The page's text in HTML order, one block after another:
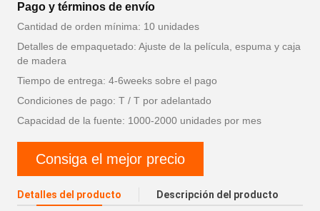
Pago y términos de envío
Cantidad de orden mínima: 10 unidades
Detalles de empaquetado: Ajuste de la película, espuma y caja
de madera
Tiempo de entrega: 4-6weeks sobre el pago
Condiciones de pago: T / T por adelantado
Capacidad de la fuente: 1000-2000 unidades por mes
Consiga el mejor precio
Detalles del producto Descripción del producto